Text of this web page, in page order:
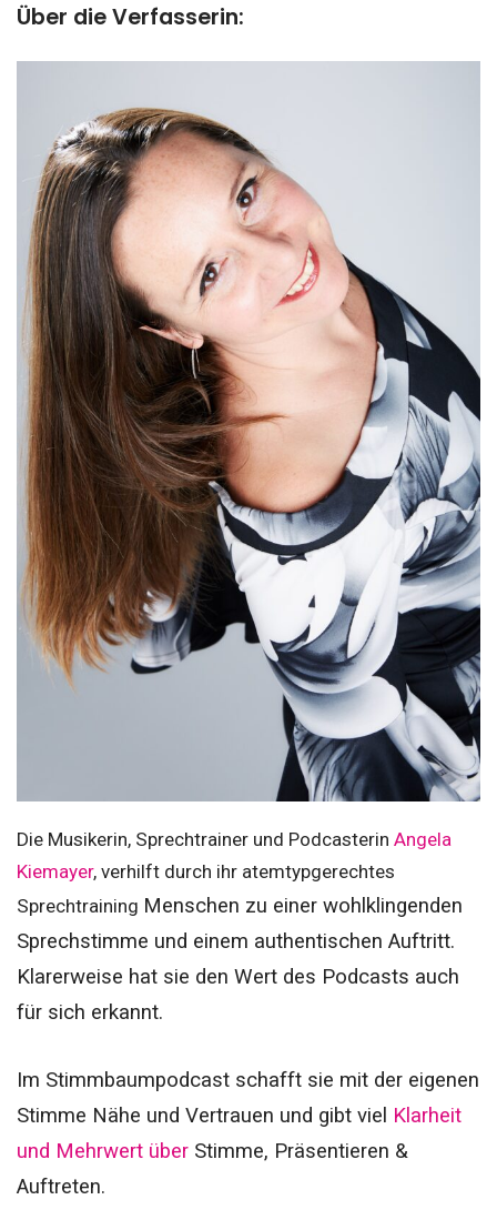
Über die Verfasserin:
Die Musikerin, Sprechtrainer und Podcasterin Angela
Kiemayer, verhilft durch ihr atemtypgerechtes
Sprechtraining Menschen zu einer wohlklingenden
Sprechstimme und einem authentischen Auftritt.
Klarerweise hat sie den Wert des Podcasts auch
für sich erkannt.
Im Stimmbaumpodcast schafft sie mit der eigenen
Stimme Nähe und Vertrauen und gibt viel Klarheit
und Mehrwert über Stimme, Präsentieren &
Auftreten.